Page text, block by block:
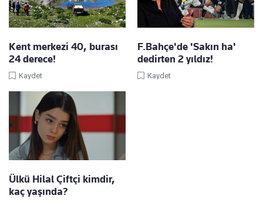
Kent merkezi 40, burası
24 derece!
Kaydet
F.Bahçe'de 'Sakın ha'
dedirten 2 yıldız!
Kaydet
Ülkü Hilal Çiftçi kimdir,
kaç yaşında?